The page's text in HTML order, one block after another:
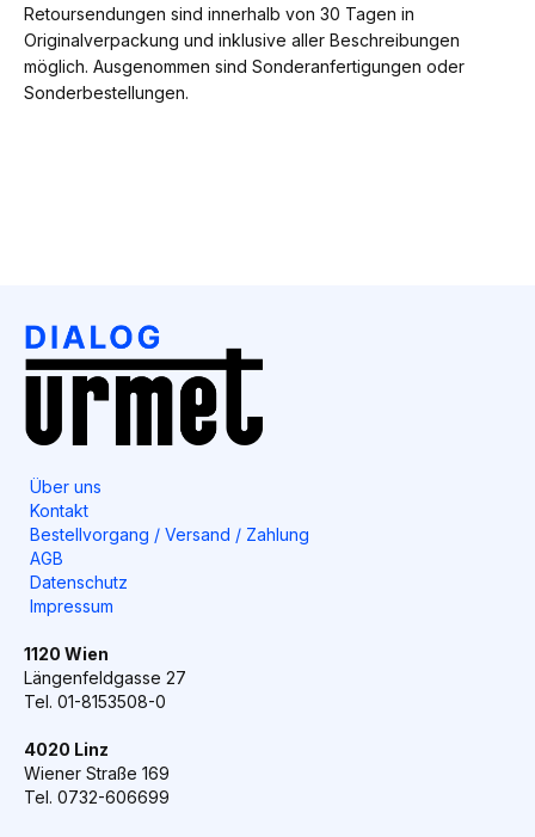
Retoursendungen sind innerhalb von 30 Tagen in
Originalverpackung und inklusive aller Beschreibungen
möglich. Ausgenommen sind Sonderanfertigungen oder
Sonderbestellungen.
Über uns
Kontakt
Bestellvorgang / Versand / Zahlung
AGB
Datenschutz
Impressum
1120 Wien
Längenfeldgasse 27
Tel. 01-8153508-0
4020 Linz
Wiener Straße 169
Tel. 0732-606699